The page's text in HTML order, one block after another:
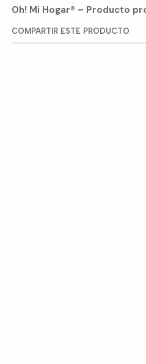
Oh! Mi Hogar® – Producto
COMPARTIR ESTE PRODUCTO